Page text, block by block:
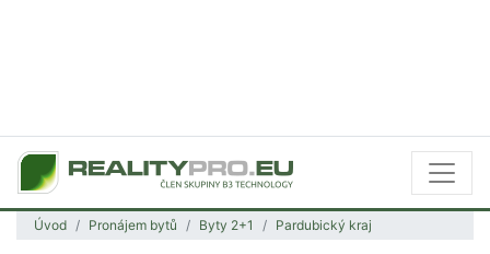
Úvod Pronájem bytů Byty 2+1 Pardubický kraj